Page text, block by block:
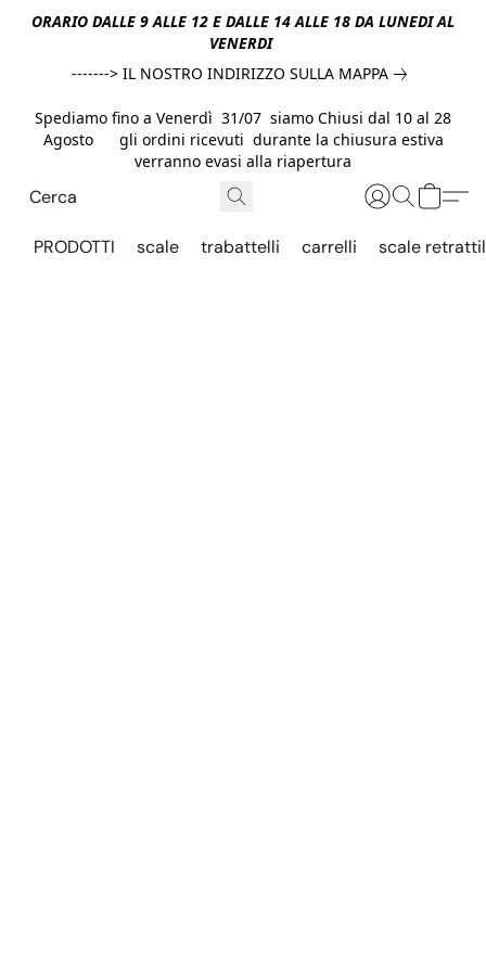
ORARIO DALLE 9 ALLE 12 E DALLE 14 ALLE 18 DA LUNEDI AL
VENERDI
-------> IL NOSTRO INDIRIZZO SULLA MAPPA
Spediamo fino a Venerdì 31/07 siamo Chiusi dal 10 al 28
Agosto gli ordini ricevuti durante la chiusura estiva
verranno evasi alla riapertura
PRODOTTI scale trabattelli carrelli scale